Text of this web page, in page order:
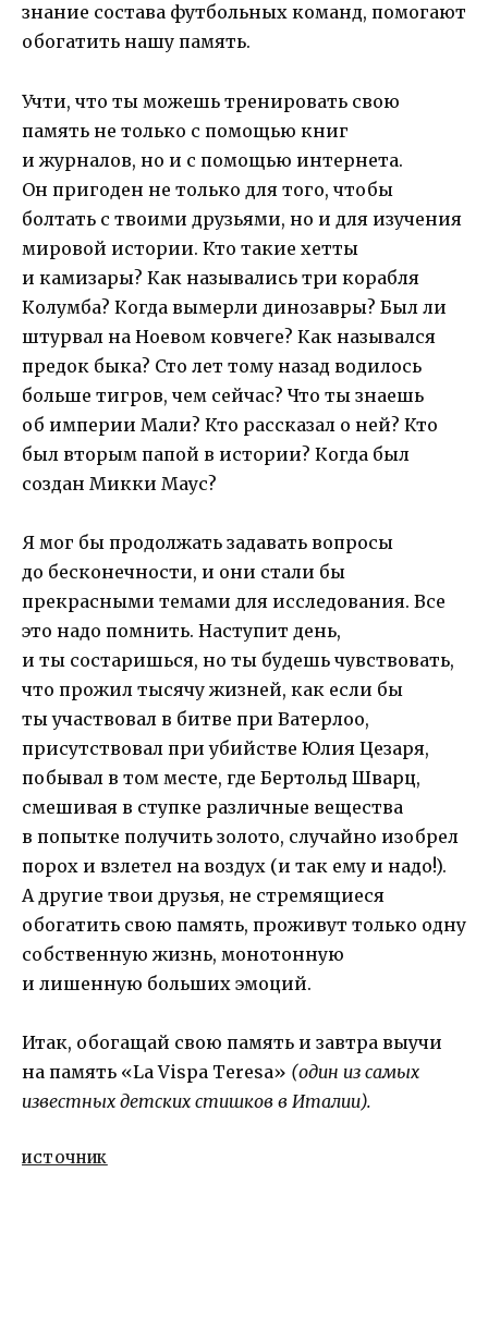
знание состава футбольных команд, помогают
обогатить нашу память.
Учти, что ты можешь тренировать свою
память не только с помощью книг
и журналов, но и с помощью интернета.
Он пригоден не только для того, чтобы
болтать с твоими друзьями, но и для изучения
мировой истории. Кто такие хетты
и камизары? Как назывались три корабля
Колумба? Когда вымерли динозавры? Был ли
штурвал на Ноевом ковчеге? Как назывался
предок быка? Сто лет тому назад водилось
больше тигров, чем сейчас? Что ты знаешь
об империи Мали? Кто рассказал о ней? Кто
был вторым папой в истории? Когда был
создан Микки Маус?
Я мог бы продолжать задавать вопросы
до бесконечности, и они стали бы
прекрасными темами для исследования. Все
это надо помнить. Наступит день,
и ты состаришься, но ты будешь чувствовать,
что прожил тысячу жизней, как если бы
ты участвовал в битве при Ватерлоо,
присутствовал при убийстве Юлия Цезаря,
побывал в том месте, где Бертольд Шварц,
смешивая в ступке различные вещества
в попытке получить золото, случайно изобрел
порох и взлетел на воздух (и так ему и надо!).
А другие твои друзья, не стремящиеся
обогатить свою память, проживут только одну
собственную жизнь, монотонную
и лишенную больших эмоций.
Итак, обогащай свою память и завтра выучи
на память «La Vispa Teresa» (один из самых
известных детских стишков в Италии).
ИСТОЧНИК